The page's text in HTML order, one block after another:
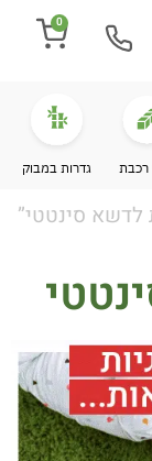
0
רכבת גדרות במבוק
לדשא סינטטי”